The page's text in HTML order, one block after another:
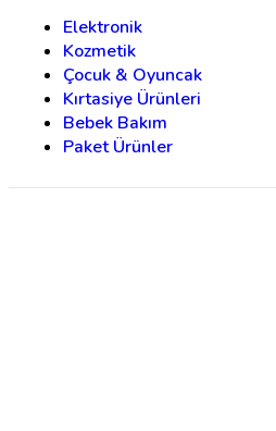
Elektronik
Kozmetik
Çocuk & Oyuncak
Kırtasiye Ürünleri
Bebek Bakım
Paket Ürünler